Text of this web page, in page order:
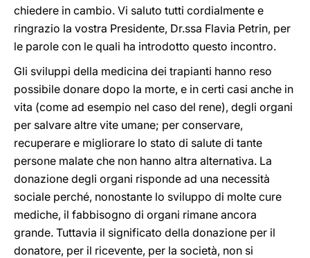
chiedere in cambio. Vi saluto tutti cordialmente e
ringrazio la vostra Presidente, Dr.ssa Flavia Petrin, per
le parole con le quali ha introdotto questo incontro.
Gli sviluppi della medicina dei trapianti hanno reso
possibile donare dopo la morte, e in certi casi anche in
vita (come ad esempio nel caso del rene), degli organi
per salvare altre vite umane; per conservare,
recuperare e migliorare lo stato di salute di tante
persone malate che non hanno altra alternativa. La
donazione degli organi risponde ad una necessità
sociale perché, nonostante lo sviluppo di molte cure
mediche, il fabbisogno di organi rimane ancora
grande. Tuttavia il significato della donazione per il
donatore, per il ricevente, per la società, non si